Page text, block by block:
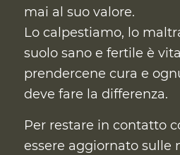
mai al suo valore.
Lo calpestiamo, lo
suolo sano e fertile è
prendercene cura e
deve fare la differenza.
Per restare in contatto
essere aggiornato sulle